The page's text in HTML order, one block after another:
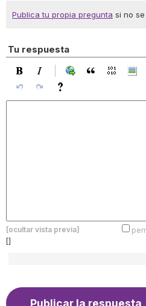
Publica tu propia pregunta si no
Tu respuesta
[ocultar vista previa]
[]